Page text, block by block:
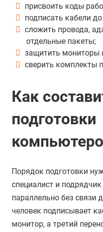
присвоить коды
подписать кабели
сложить провода,
отдельные пакеты;
защитить мониторы
сверить комплекты
Как
подготовки
Порядок подготовки
специалист и
параллельно без связи
человек подписывает
монитор, а третий